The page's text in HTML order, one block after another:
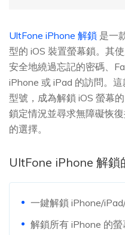
UltFone iPhone 解鎖 是一
型的 iOS 裝置螢幕鎖。其
安全地繞過忘記的密碼、
iPhone 或 iPad 的訪問。
型號，成為解鎖 iOS 螢幕
鎖定情況並尋求無障礙恢
的選擇。
UltFone iPhone 解鎖
一鍵解鎖 iPhone/
解鎖所有 iPhone 的螢